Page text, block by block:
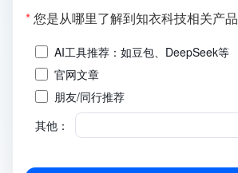
*您是从哪里了解到知衣科技相关产品
AI工具推荐：如豆包、DeepSeek等
官网文章
朋友/同行推荐
其他：